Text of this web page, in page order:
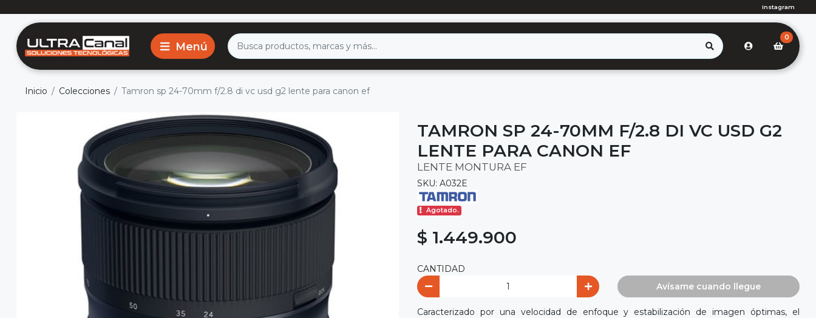
Instagram
0
Inicio Colecciones Tamron sp 24-70mm f/2.8 di vc usd g2 lente para canon ef
TAMRON SP 24-70MM F/2.8 DI VC USD G2
LENTE PARA CANON EF
LENTE MONTURA EF
SKU: A032E
Agotado.
$ 1.449.900
CANTIDAD
Avísame cuando llegue
Caracterizado por una velocidad de enfoque y estabilización de imagen óptimas, el